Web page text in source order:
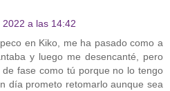
a las 14:42
en Kiko, me ha pasado como a
y luego me desencanté, pero
fase como tú porque no lo tengo
día prometo retomarlo aunque sea